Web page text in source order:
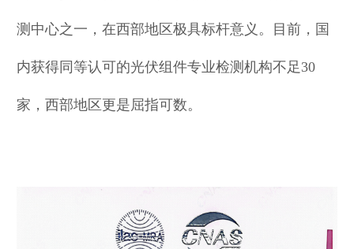
测中心之一，在西部地区极具标杆意义。目前，国
内获得同等认可的光伏组件专业检测机构不足30
家，西部地区更是屈指可数。